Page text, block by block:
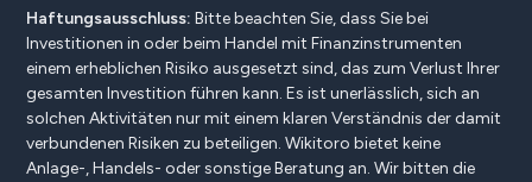
Haftungsausschluss: Bitte beachten Sie, dass Sie bei
Investitionen in oder beim Handel mit Finanzinstrumenten
einem erheblichen Risiko ausgesetzt sind, das zum Verlust Ihrer
gesamten Investition führen kann. Es ist unerlässlich, sich an
solchen Aktivitäten nur mit einem klaren Verständnis der damit
verbundenen Risiken zu beteiligen. Wikitoro bietet keine
Anlage-, Handels- oder sonstige Beratung an. Wir bitten die